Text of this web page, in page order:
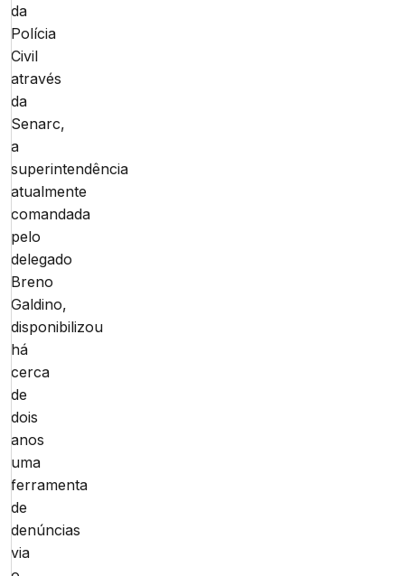
da
Polícia
Civil
através
da
Senarc,
a
superintendência
atualmente
comandada
pelo
delegado
Breno
Galdino,
disponibilizou
há
cerca
de
dois
anos
uma
ferramenta
de
denúncias
via